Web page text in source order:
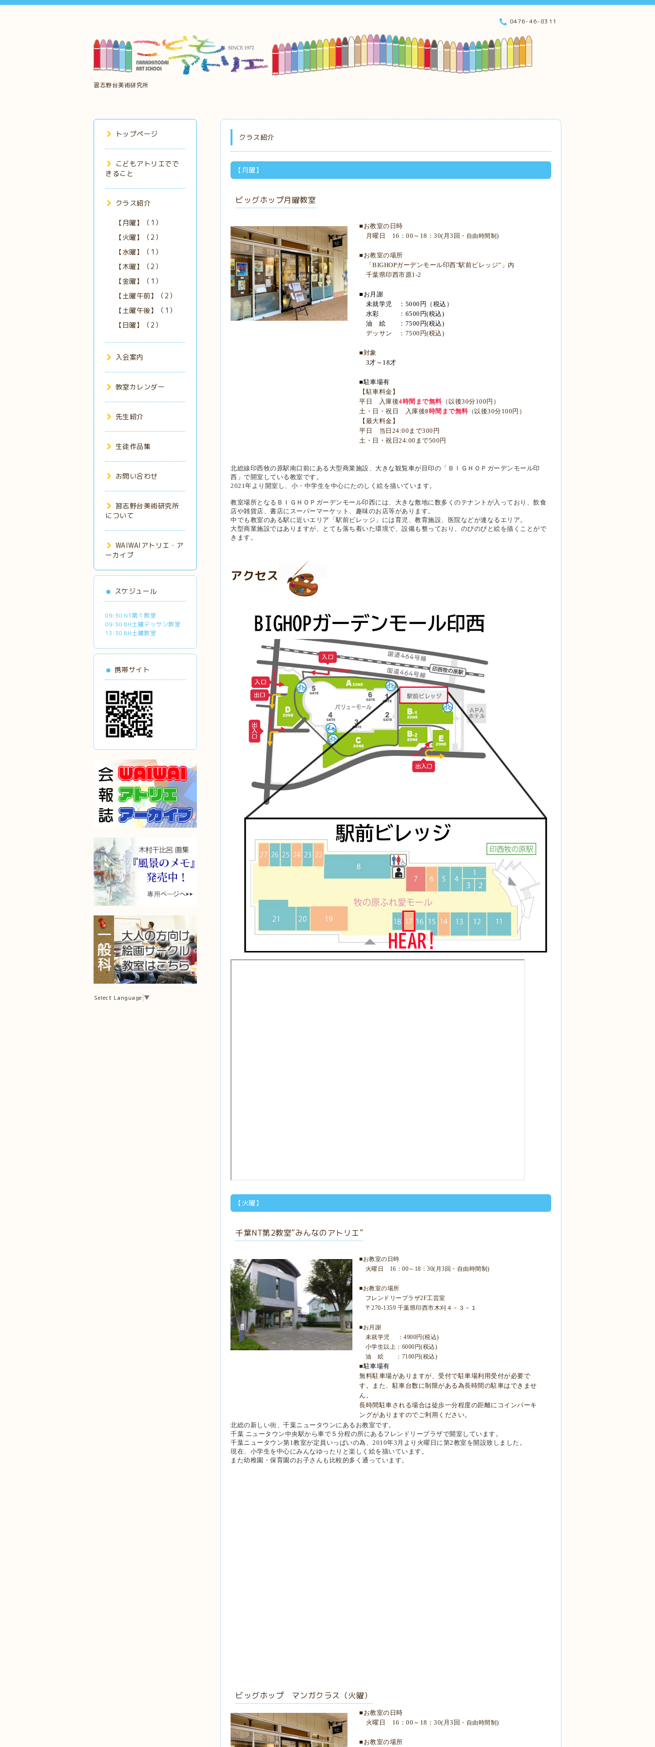
習志野台美術研究所
0476-46-8311
クラス紹介
【月曜】
ビッグホップ月曜教室
■お教室の日時
月曜日 16：00～18：30(月3回 ・自由時間制 )
■お教室の場所
「 BIGHOPガーデンモール印西"駅前ビレッジ” 」内
千葉県印西市原1-2
■お月謝
未就学児 ：5000円（税込）
水彩 ：6500円(税込)
油 絵 ：7500円(税込)
デッサン ：7500円(税込)
■対象
3才～18才
■駐車場有
【駐車料金】
平日 入庫後4時間まで無料（ 以後30分100円）
土・日・祝日 入庫後8時間まで無料（ 以後30分100円）
【最大料金】
平日 当日24:00まで300円
土・日・祝日24:00まで500円
北総線印西牧の原駅南口前にある大型商業施設、 大きな観覧車が目印の 「ＢＩＧＨＯＰガーデンモール印
西」で開室している教室です。
2021年より開室し、小・中学生を中心にたのしく絵を描いています。
教室場所となるＢＩＧＨＯＰガーデンモール印西には、大きな敷地に数多くのテナントが入っており、飲食
店や雑貨店、書店にスーパーマーケット、趣味のお店等があります。
中でも教室のある駅に近いエリア「駅前ビレッジ」には育児、教育施設、医院などが連なるエリア。
大型商業施設ではありますが、とても落ち着いた環境で、 設備も整っており、のびのびと絵を描くことがで
きます。
アクセス
【火曜】
千葉NT第2教室“みんなのアトリエ”
■お教室の日時
火曜日 16：00～18：30(月3回・自由時間制)
■お教室の場所
フレンドリープラザ2F工芸室
〒270-1359 千葉県印西市木刈４－３－１
■お月謝
未就学児 ：4900円(税込)
小学生以上：6000円(税込)
油 絵 ：7100円(税込)
■駐車場有
無料駐車場がありますが、受付で駐車場利用受付が必要で
す。また、駐車台数に制限がある為長時間の駐車はできませ
ん。
長時間駐車される場合は徒歩一分程度の距離にコインパーキ
ングがありますのでご利用ください。
北総の新しい街、千葉ニュータウンにあるお教室です。
千葉 ニュータウン中央駅から車で５分程の所にあるフレンドリープラザで開室しています。
千葉ニュータウン第1教室が定員いっぱいの為、2010年3月より火曜日に第2教室を開設致しました。
現在、小学生を中心にみんなゆったりと楽しく絵を描いています。
また幼稚園・保育園のお子さんも比較的多く通っています。
ビッグホップ マンガクラス（火曜）
■お教室の日時
火曜日 16：00～18：30(月3回 ・自由時間制)
■お教室の場所
トップページ
こどもアトリエでで
きること
クラス紹介
【月曜】（1）
【火曜】（2）
【水曜】（1）
【木曜】（2）
【金曜】（1）
【土曜午前】（2）
【土曜午後】（1）
【日曜】（2）
入会案内
教室カレンダー
先生紹介
生徒作品集
お問い合わせ
習志野台美術研究所
について
WAIWAIアトリエ・ア
ーカイブ
スケジュール
09:30 NT第１教室
09:30 BH土曜デッサン教室
13:30 BH土曜教室
携帯サイト
Select Language ▼